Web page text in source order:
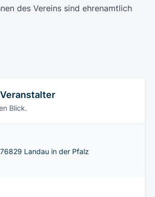
des Vereins sind ehrenamtlich
Blick.
Landau in der Pfalz